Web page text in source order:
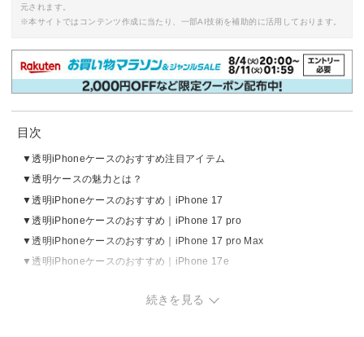
元されます。
※本サイトではコンテンツ作成に当たり、一部AI技術を補助的に活用しております。
目次
透明iPhoneケースのおすすめ注目アイテム
透明ケースの魅力とは？
透明iPhoneケースのおすすめ｜iPhone 17
透明iPhoneケースのおすすめ｜iPhone 17 pro
透明iPhoneケースのおすすめ｜iPhone 17 pro Max
透明iPhoneケースのおすすめ｜iPhone 17e
透明iPhoneケースのおすすめ｜iPhone 16シリーズ
続きを見る